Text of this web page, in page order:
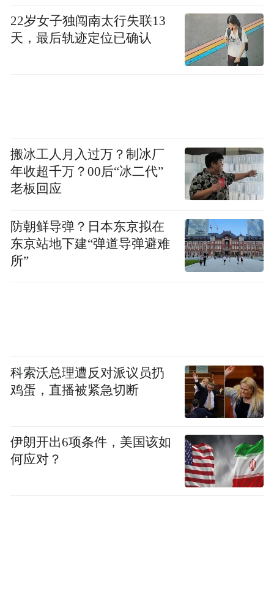
22岁女子独闯南太行失联13
天，最后轨迹定位已确认
搬冰工人月入过万？制冰厂
年收超千万？00后“冰二代”
老板回应
防朝鲜导弹？日本东京拟在
东京站地下建“弹道导弹避难
所”
科索沃总理遭反对派议员扔
鸡蛋，直播被紧急切断
伊朗开出6项条件，美国该如
何应对？